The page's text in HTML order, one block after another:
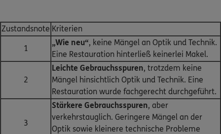
Zustandsnote Kriterien
1
„Wie neu“, keine Mängel an Optik und Technik.
Eine Restauration hinterließ keinerlei Makel.
2
Leichte Gebrauchsspuren, trotzdem keine
Mängel hinsichtlich Optik und Technik. Eine
Restauration wurde fachgerecht durchgeführt.
3
Stärkere Gebrauchsspuren, aber
verkehrstauglich. Geringere Mängel an der
Optik sowie kleinere technische Probleme